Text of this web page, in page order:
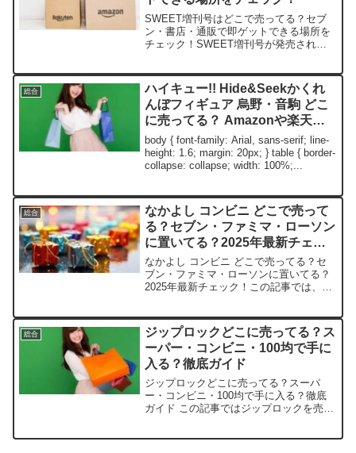
SWEET増刊号はどこで売ってる？セブ
ン・書店・通販で即ゲットできる場所を
チェック！SWEET増刊号が発売された
増刊号の取扱店や平均価格、安く買える
スポットを簡単にま...
総合
ハイキュー!! Hide&Seekかくれ
んぼフィギュア 烏野・音駒 どこ
に売ってる？ Amazonや楽天、
アニメイトで買える？2025最新
在庫情報
body { font-family: Arial, sans-serif; line-
height: 1.6; margin: 20px; } table { border-
collapse: collapse; width: 100%;...
総合
なかよし コンビニ どこで売って
る？セブン・ファミマ・ローソン
に置いてる？2025年最新チェッ
ク！
なかよし コンビニ どこで売ってる？セ
ブン・ファミマ・ローソンに置いてる？
2025年最新チェック！この記事では、な
に紹介します。コンビニでサクッと手に
入れたいママや女の...
総合
ジップロックどこに売ってる？ス
ーパー・コンビニ・100均で手に
入る？徹底ガイド
ジップロックどこに売ってる？スーパ
ー・コンビニ・100均で手に入る？徹底
ガイド この記事ではジップロックを売っ